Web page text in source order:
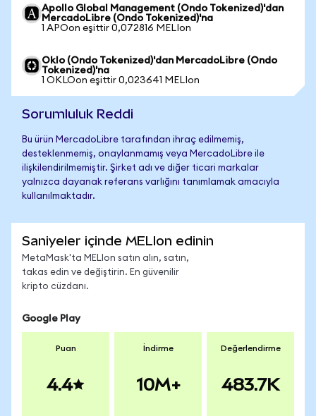
Apollo Global Management (Ondo Tokenized)'dan
MercadoLibre (Ondo Tokenized)'na
1 APOon eşittir 0,072816 MELIon
Oklo (Ondo Tokenized)'dan MercadoLibre (Ondo
Tokenized)'na
1 OKLOon eşittir 0,023641 MELIon
Sorumluluk Reddi
Bu ürün MercadoLibre tarafından ihraç edilmemiş,
desteklenmemiş, onaylanmamış veya MercadoLibre ile
ilişkilendirilmemiştir. Şirket adı ve diğer ticari markalar
yalnızca dayanak referans varlığını tanımlamak amacıyla
kullanılmaktadır.
Saniyeler içinde MELIon edinin
MetaMask'ta MELIon satın alın, satın,
takas edin ve değiştirin. En güvenilir
kripto cüzdanı.
Google Play
Puan
4.4
İndirme
10M+
Değerlendirme
483.7K